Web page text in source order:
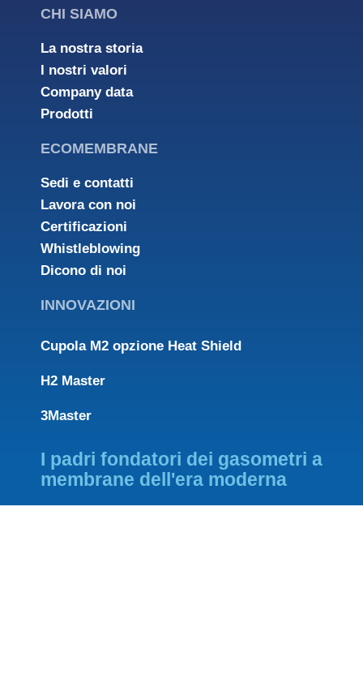
CHI SIAMO
La nostra storia
I nostri valori
Company data
Prodotti
ECOMEMBRANE
Sedi e contatti
Lavora con noi
Certificazioni
Whistleblowing
Dicono di noi
INNOVAZIONI
Cupola M2 opzione Heat Shield
H2 Master
3Master
I padri fondatori dei gasometri a
membrane dell'era moderna